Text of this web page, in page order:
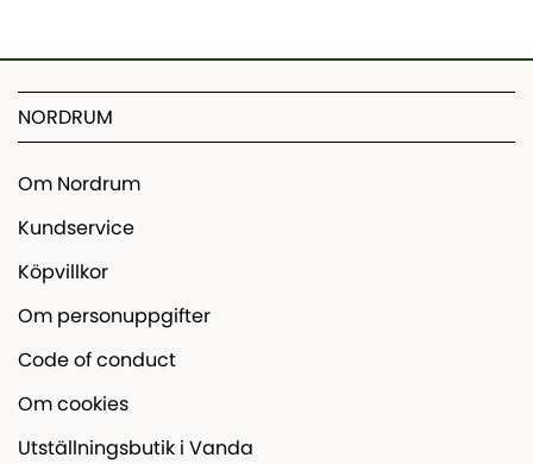
NORDRUM
Om Nordrum
Kundservice
Köpvillkor
Om personuppgifter
Code of conduct
Om cookies
Utställningsbutik i Vanda